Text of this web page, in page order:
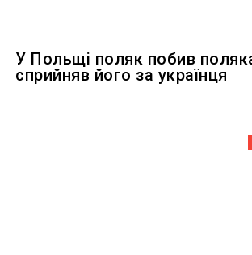
У Польщі поляк побив
сприйняв його за українця